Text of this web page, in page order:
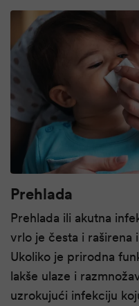
Prehlada
Prehlada ili akutna
vrlo je česta i raširena
Ukoliko je prirodna
lakše ulaze i
uzrokujući infekciju